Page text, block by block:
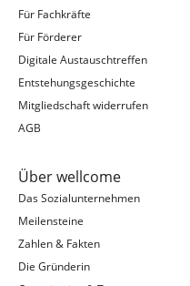
Für Fachkräfte
Für Förderer
Digitale Austauschtreffen
Entstehungsgeschichte
Mitgliedschaft widerrufen
AGB
Über wellcome
Das Sozialunternehmen
Meilensteine
Zahlen & Fakten
Die Gründerin